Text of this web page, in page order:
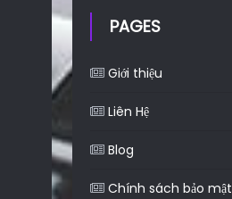
PAGES
Giới thiệu
Liên Hệ
Blog
Chính sách bảo mật